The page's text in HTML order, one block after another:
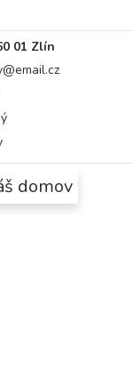
01 Zlín
@email.cz
domov